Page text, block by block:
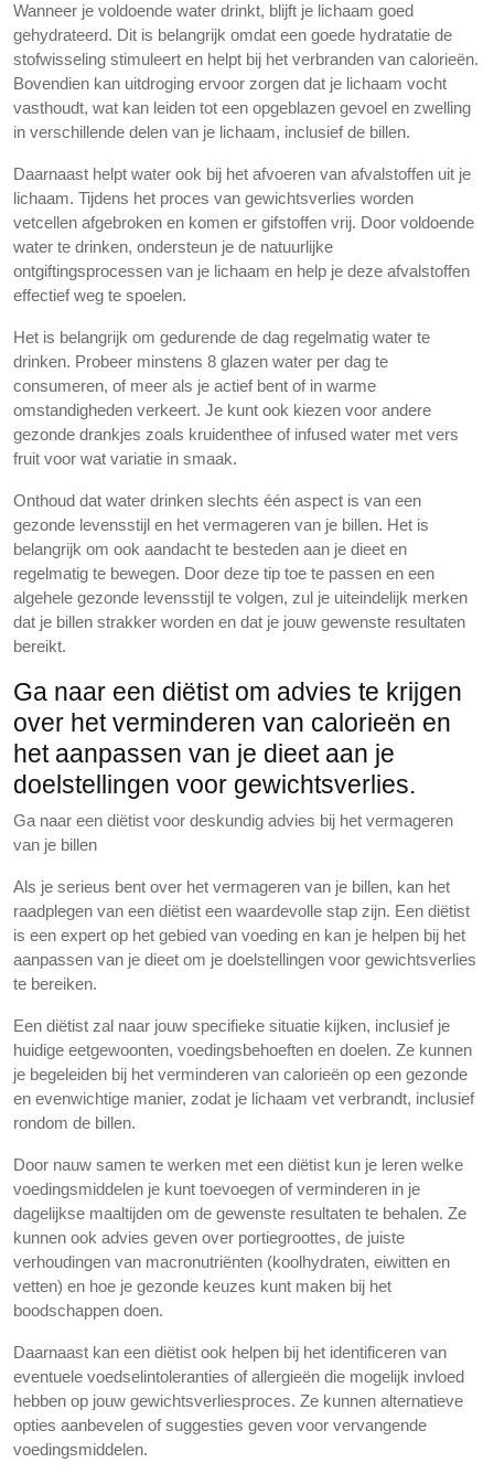
Wanneer je voldoende water drinkt, blijft je lichaam goed
gehydrateerd. Dit is belangrijk omdat een goede hydratatie de
stofwisseling stimuleert en helpt bij het verbranden van calorieën.
Bovendien kan uitdroging ervoor zorgen dat je lichaam vocht
vasthoudt, wat kan leiden tot een opgeblazen gevoel en zwelling
in verschillende delen van je lichaam, inclusief de billen.
Daarnaast helpt water ook bij het afvoeren van afvalstoffen uit je
lichaam. Tijdens het proces van gewichtsverlies worden
vetcellen afgebroken en komen er gifstoffen vrij. Door voldoende
water te drinken, ondersteun je de natuurlijke
ontgiftingsprocessen van je lichaam en help je deze afvalstoffen
effectief weg te spoelen.
Het is belangrijk om gedurende de dag regelmatig water te
drinken. Probeer minstens 8 glazen water per dag te
consumeren, of meer als je actief bent of in warme
omstandigheden verkeert. Je kunt ook kiezen voor andere
gezonde drankjes zoals kruidenthee of infused water met vers
fruit voor wat variatie in smaak.
Onthoud dat water drinken slechts één aspect is van een
gezonde levensstijl en het vermageren van je billen. Het is
belangrijk om ook aandacht te besteden aan je dieet en
regelmatig te bewegen. Door deze tip toe te passen en een
algehele gezonde levensstijl te volgen, zul je uiteindelijk merken
dat je billen strakker worden en dat je jouw gewenste resultaten
bereikt.
Ga naar een diëtist om advies te krijgen
over het verminderen van calorieën en
het aanpassen van je dieet aan je
doelstellingen voor gewichtsverlies.
Ga naar een diëtist voor deskundig advies bij het vermageren
van je billen
Als je serieus bent over het vermageren van je billen, kan het
raadplegen van een diëtist een waardevolle stap zijn. Een diëtist
is een expert op het gebied van voeding en kan je helpen bij het
aanpassen van je dieet om je doelstellingen voor gewichtsverlies
te bereiken.
Een diëtist zal naar jouw specifieke situatie kijken, inclusief je
huidige eetgewoonten, voedingsbehoeften en doelen. Ze kunnen
je begeleiden bij het verminderen van calorieën op een gezonde
en evenwichtige manier, zodat je lichaam vet verbrandt, inclusief
rondom de billen.
Door nauw samen te werken met een diëtist kun je leren welke
voedingsmiddelen je kunt toevoegen of verminderen in je
dagelijkse maaltijden om de gewenste resultaten te behalen. Ze
kunnen ook advies geven over portiegroottes, de juiste
verhoudingen van macronutriënten (koolhydraten, eiwitten en
vetten) en hoe je gezonde keuzes kunt maken bij het
boodschappen doen.
Daarnaast kan een diëtist ook helpen bij het identificeren van
eventuele voedselintoleranties of allergieën die mogelijk invloed
hebben op jouw gewichtsverliesproces. Ze kunnen alternatieve
opties aanbevelen of suggesties geven voor vervangende
voedingsmiddelen.